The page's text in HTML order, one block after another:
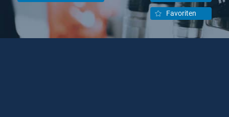
Favoriten